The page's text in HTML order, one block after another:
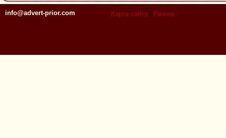
info@advert-prior.com Карта сайта Разное